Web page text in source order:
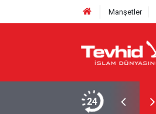
Manşetler
24